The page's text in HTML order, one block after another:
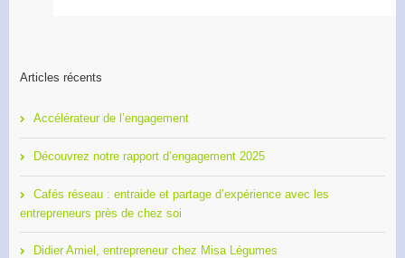
Articles récents
Accélérateur de l’engagement
Découvrez notre rapport d’engagement 2025
Cafés réseau : entraide et partage d’expérience avec les
entrepreneurs près de chez soi
Didier Amiel, entrepreneur chez Misa Légumes